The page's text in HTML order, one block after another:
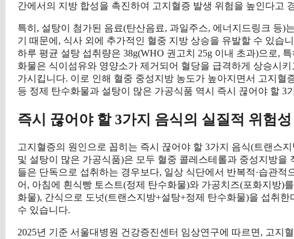
간에서의 지방 합성을 촉진하여 고지혈증 발생 위험을 높인다고
특히, 설탕이 첨가된 음료(탄산음료, 과일주스, 에너지드링크 등)
기 때문에, 식사 외에 추가적인 혈중 지방 상승을 유발할 수 있습
하루 평균 설탕 섭취량은 38g(WHO 권고치 25g 이내 초과)으로,
화물은 식이섬유와 영양소가 제거되어 혈당을 급격하게 상승시
가시킵니다. 이로 인해 혈중 중성지방 농도가 높아지면서 고지혈
등 정제 탄수화물과 설탕이 많은 가공식품 역시 즉시 끊어야 할 3
즉시 끊어야 할 3가지 음식의 실질적 위험성
고지혈증의 원인으로 꼽히는 즉시 끊어야 할 3가지 음식(트랜스
및 설탕이 많은 가공식품)은 모두 혈중 콜레스테롤과 중성지방
들은 단독으로 섭취하는 경우보다, 일상 식단에서 반복적·습관
어, 아침에 흰식빵 토스트(정제 탄수화물)와 가공치즈(포화지방)
화물), 간식으로 도넛(트랜스지방+설탕+정제 탄수화물)을 섭취
수 있습니다.
2025년 기준 서울대병원 건강증진센터 임상연구에 따르면, 고지